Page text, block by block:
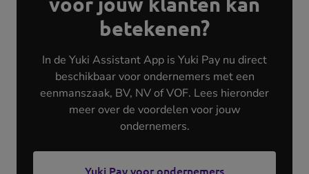
betekenen?
In de Yuki Assistant App is Yuki Pay nu direct
beschikbaar voor ondernemers met een
eenmanszaak, BV, NV of VOF. Lees hieronder
meer over de voordelen voor jouw
ondernemers.
Yuki Pay voor ondernemers